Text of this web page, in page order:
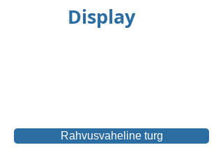
Display
Rahvusvaheline turg